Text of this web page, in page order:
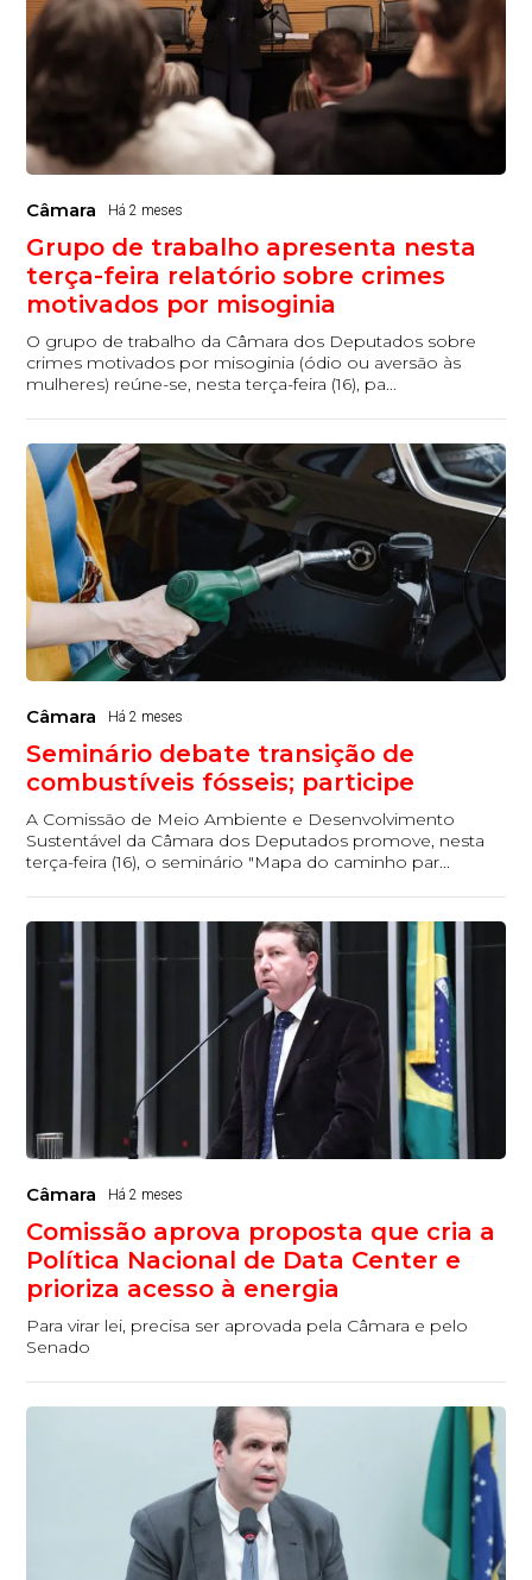
Câmara Há 2 meses
Grupo de trabalho apresenta nesta
terça-feira relatório sobre crimes
motivados por misoginia
O grupo de trabalho da Câmara dos Deputados sobre
crimes motivados por misoginia (ódio ou aversão às
mulheres) reúne-se, nesta terça-feira (16), pa...
Câmara Há 2 meses
Seminário debate transição de
combustíveis fósseis; participe
A Comissão de Meio Ambiente e Desenvolvimento
Sustentável da Câmara dos Deputados promove, nesta
terça-feira (16), o seminário "Mapa do caminho par...
Câmara Há 2 meses
Comissão aprova proposta que cria a
Política Nacional de Data Center e
prioriza acesso à energia
Para virar lei, precisa ser aprovada pela Câmara e pelo
Senado